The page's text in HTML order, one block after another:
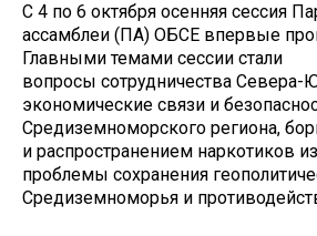
С 4 по 6 октября осенняя сессия
ассамблеи (ПА) ОБСЕ впервые
Главными темами сессии стали
вопросы сотрудничества Севера-
экономические связи и
Средиземноморского региона,
и распространением наркотиков
проблемы сохранения
Средиземноморья и